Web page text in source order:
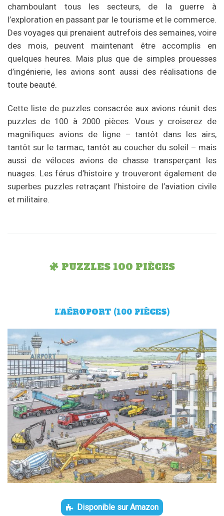
chamboulant tous les secteurs, de la guerre à
l’exploration en passant par le tourisme et le commerce.
Des voyages qui prenaient autrefois des semaines, voire
des mois, peuvent maintenant être accomplis en
quelques heures. Mais plus que de simples prouesses
d’ingénierie, les avions sont aussi des réalisations de
toute beauté.
Cette liste de puzzles consacrée aux avions réunit des
puzzles de 100 à 2000 pièces. Vous y croiserez de
magnifiques avions de ligne – tantôt dans les airs,
tantôt sur le tarmac, tantôt au coucher du soleil – mais
aussi de véloces avions de chasse transperçant les
nuages. Les férus d’histoire y trouveront également de
superbes puzzles retraçant l’histoire de l’aviation civile
et militaire.
PUZZLES 100 PIÈCES
L’AÉROPORT (100 PIÈCES)
Disponible sur Amazon